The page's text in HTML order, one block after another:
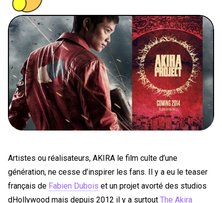
PEOPLE
FOOD
BONS PLANS
SOUTENEZ KULTT
Artistes ou réalisateurs, AKIRA le film culte d’une
génération, ne cesse d’inspirer les fans. Il y a eu le teaser
français de Fabien Dubois et un projet avorté des studios
dHollywood mais depuis 2012 il y a surtout The Akira